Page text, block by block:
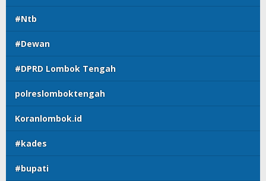
#Ntb
#Dewan
#DPRD Lombok Tengah
polreslomboktengah
Koranlombok.id
#kades
#bupati